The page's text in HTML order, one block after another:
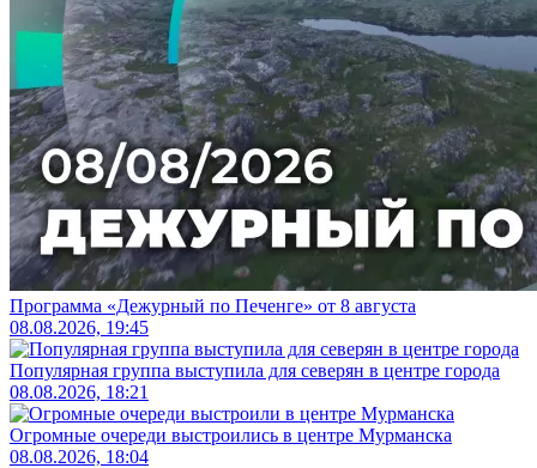
Программа «Дежурный по Печенге» от 8 августа
08.08.2026, 19:45
Популярная группа выступила для северян в центре города
08.08.2026, 18:21
Огромные очереди выстроились в центре Мурманска
08.08.2026, 18:04